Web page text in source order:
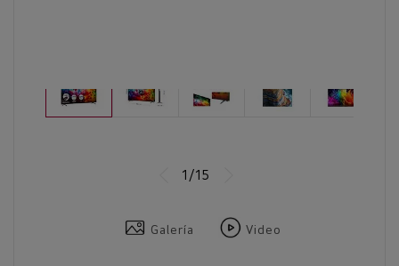
1/15
Galería Video